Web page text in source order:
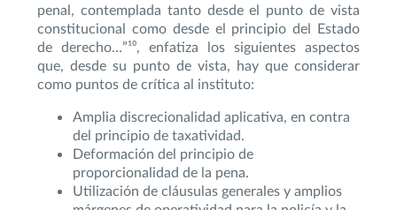
penal, contemplada tanto desde el punto de vista
constitucional como desde el principio del Estado
de derecho…”¹⁰, enfatiza los siguientes aspectos
que, desde su punto de vista, hay que considerar
como puntos de crítica al instituto:
Amplia discrecionalidad aplicativa, en contra
del principio de taxatividad.
Deformación del principio de
proporcionalidad de la pena.
Utilización de cláusulas generales y amplios